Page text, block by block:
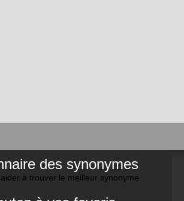
des synonymes
à trouver le meilleur synonyme